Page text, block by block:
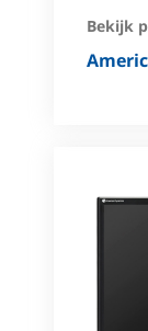
Bekijk